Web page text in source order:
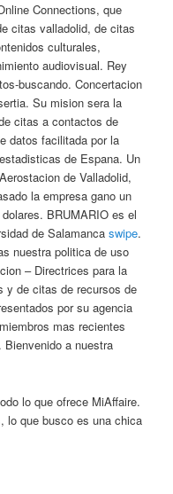
Connections, que
citas valladolid, de citas
culturales,
audiovisual. Rey
buscando. Concertacion
Su mision sera la
citas a contactos de
datos facilitada por la
de Espana. Un
de Valladolid,
la empresa gano un
BRUMARIO es el
de Salamancaswipe.
nuestra politica de uso
– Directrices para la
y de citas de recursos de
por su agencia
mas recientes
a nuestra
lo que ofrece MiAffaire.
lo que busco es una chica